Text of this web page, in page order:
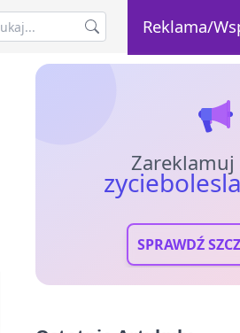
Reklama/
Zareklamuj
SPRAWDŹ